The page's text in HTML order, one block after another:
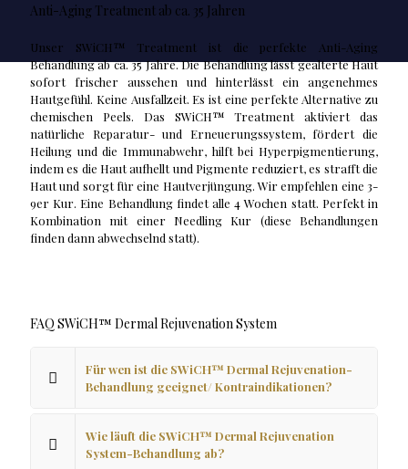
Anti-Aging Treatment ab ca. 35 Jahren
Unser SWiCH™ Treatment ist die perfekte Anti-Aging
Behandlung ab ca. 35 Jahre. Die Behandlung lässt gealterte Haut
sofort frischer aussehen und hinterlässt ein angenehmes
Hautgefühl. Keine Ausfallzeit. Es ist eine perfekte Alternative zu
chemischen Peels. Das SWiCH™ Treatment aktiviert das
natürliche Reparatur- und Erneuerungssystem, fördert die
Heilung und die Immunabwehr, hilft bei Hyperpigmentierung,
indem es die Haut aufhellt und Pigmente reduziert, es strafft die
Haut und sorgt für eine Hautverjüngung. Wir empfehlen eine 3-
9er Kur. Eine Behandlung findet alle 4 Wochen statt. Perfekt in
Kombination mit einer Needling Kur (diese Behandlungen
finden dann abwechselnd statt).
FAQ SWiCH™ Dermal Rejuvenation System
Für wen ist die SWiCH™ Dermal Rejuvenation-
Behandlung geeignet/ Kontraindikationen?
Wie läuft die SWiCH™ Dermal Rejuvenation
System-Behandlung ab?